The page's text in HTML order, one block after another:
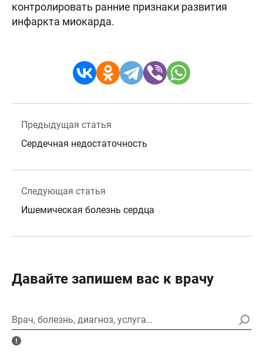
контролировать ранние признаки развития
инфаркта миокарда.
Предыдущая статья
Сердечная недостаточность
Следующая статья
Ишемическая болезнь сердца
Давайте запишем вас к врачу
Врач, болезнь, диагноз, услуга…